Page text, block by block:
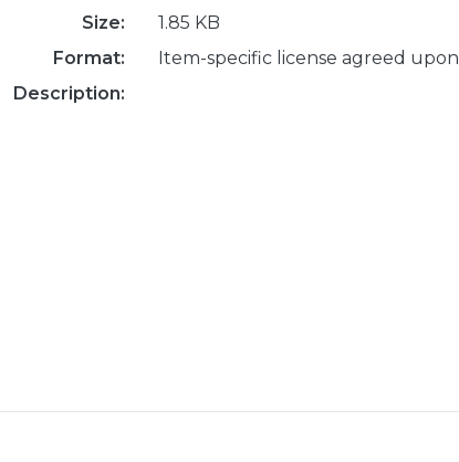
Size:
1.85 KB
Format:
Item-specific license agreed
Description: